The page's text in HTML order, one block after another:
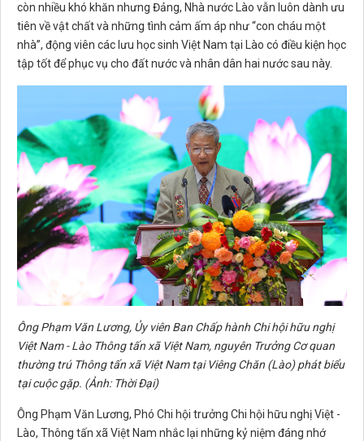
còn nhiều khó khăn nhưng Đảng, Nhà nước Lào vẫn luôn dành ưu
tiên về vật chất và những tình cảm ấm áp như “con cháu một
nhà”, động viên các lưu học sinh Việt Nam tại Lào có điều kiện học
tập tốt để phục vụ cho đất nước và nhân dân hai nước sau này.
Ông Phạm Văn Lương, Ủy viên Ban Chấp hành Chi hội hữu nghị
Việt Nam - Lào Thông tấn xã Việt Nam, nguyên Trưởng Cơ quan
thường trú Thông tấn xã Việt Nam tại Viêng Chăn (Lào) phát biểu
tại cuộc gặp. (Ảnh: Thời Đại)
Ông Phạm Văn Lương, Phó Chi hội trưởng Chi hội hữu nghị Việt -
Lào, Thông tấn xã Việt Nam nhắc lại những kỷ niệm đáng nhớ